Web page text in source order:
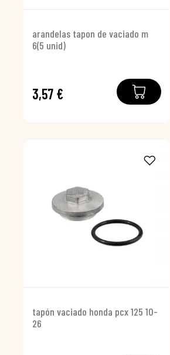
arandelas tapon de vaciado m
6(5 unid)
3,57 €
tapón vaciado honda pcx 125 10-
26